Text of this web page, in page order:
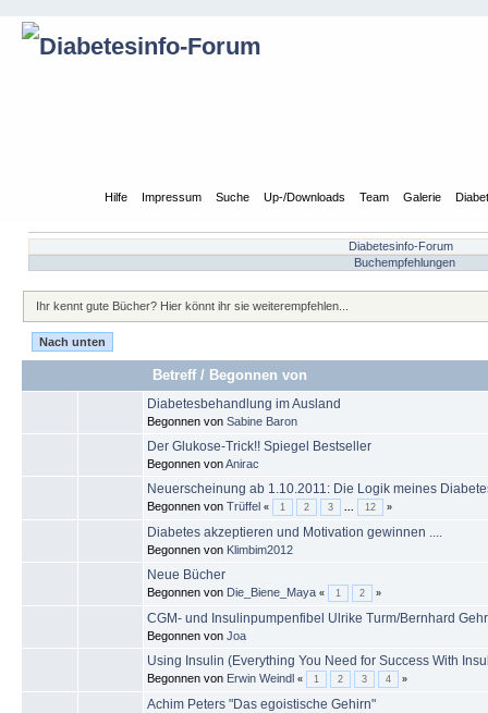
Hilfe Impressum Suche Up-/Downloads Team Galerie
Diabetesinfo-Forum
Buchempfehlungen
Ihr kennt gute Bücher? Hier könnt ihr sie weiterempfehlen...
Nach unten
Betreff/ Begonnen von
Diabetesbehandlung im Ausland
Begonnen von Sabine Baron
Der Glukose-Trick!! Spiegel Bestseller
Begonnen vonAnirac
Neuerscheinung ab 1.10.2011: Die Logik meines
Begonnen von Trüffel « 1 2 3 12 »
Diabetes akzeptieren und Motivation gewinnen ....
Begonnen von Klimbim2012
Neue Bücher
Begonnen von Die_Biene_Maya « 1 2 »
CGM- und Insulinpumpenfibel Ulrike Turm/Bernhard Gehr
Begonnen von Joa
Using Insulin (Everything You Need for Success With
Begonnen von Erwin Weindl « 1 2 3 4 »
Achim Peters "Das egoistische Gehirn"